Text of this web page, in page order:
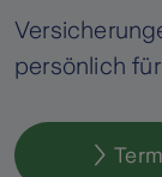
persönlich